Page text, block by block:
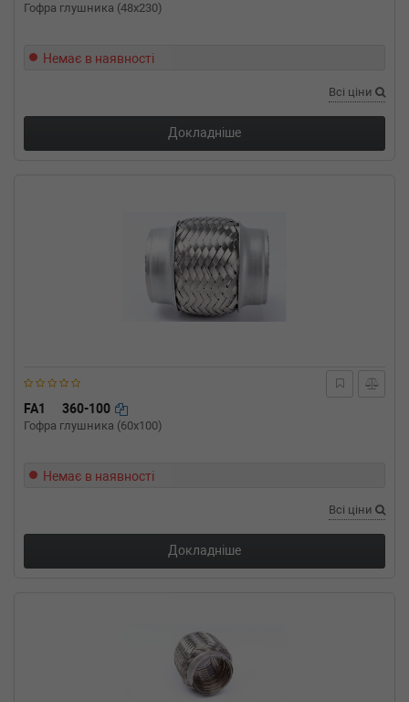
Гофра глушника (48x230)
Немає в наявності
Всі ціни
Докладніше
FA1 360-100
Гофра глушника (60x100)
Немає в наявності
Всі ціни
Докладніше